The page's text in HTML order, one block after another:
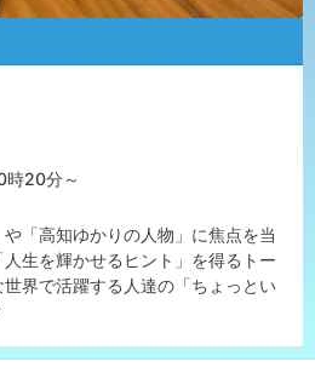
20分～
や「高知ゆかりの人物」に焦点を当
生を輝かせるヒント」 を得るトー
界で活躍する人達の「ちょっとい